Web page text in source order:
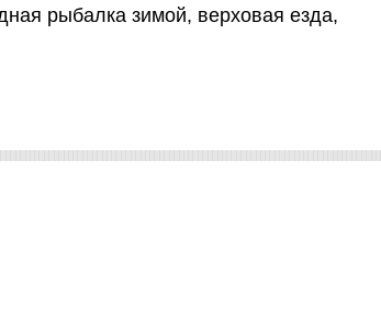
рыбалка зимой, верховая езда,